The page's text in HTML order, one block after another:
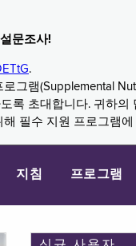
문조사!
.
그램(Supplemental
록 초대합니다. 귀하
필수 지원 프로그램
지침 프로그램